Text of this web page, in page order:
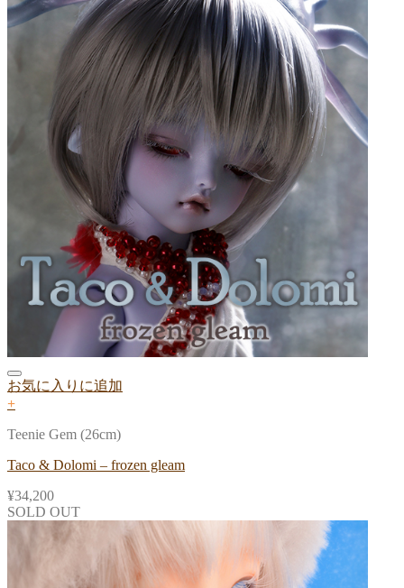
お気に入りに追加
+
Teenie Gem (26cm)
Taco & Dolomi – frozen gleam
¥34,200
SOLD OUT